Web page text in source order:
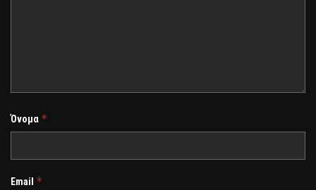
Όνομα *
Email *